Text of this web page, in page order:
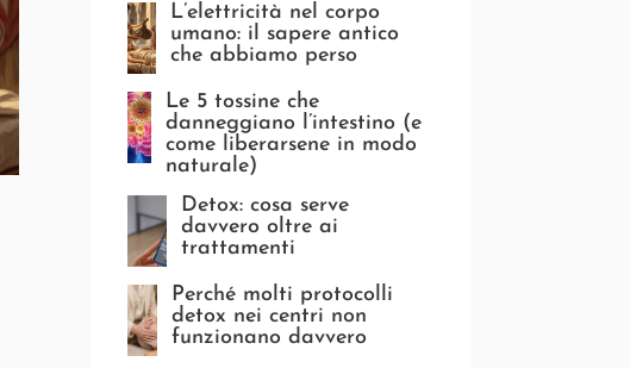
L’elettricità nel corpo
umano: il sapere antico
che abbiamo perso
Le 5 tossine che
danneggiano l’intestino (e
come liberarsene in modo
naturale)
Detox: cosa serve
davvero oltre ai
trattamenti
Perché molti protocolli
detox nei centri non
funzionano davvero